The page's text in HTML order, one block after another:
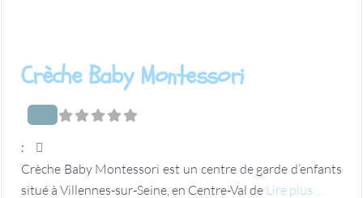
Crèche Baby Montessori
:
Crèche Baby Montessori est un centre de garde d’enfants
situé à Villennes-sur-Seine, en Centre-Val de Lire plus ...